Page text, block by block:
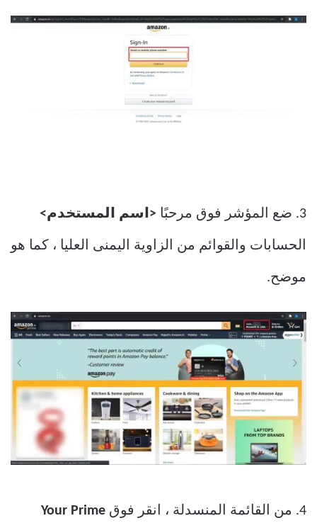
3. ضع المؤشر فوق مرحبًا <اسم المستخدم>
الحسابات والقوائم من الزاوية اليمنى العليا ، كما هو
موضح.
4. من القائمة المنسدلة ، انقر فوق Your Prime